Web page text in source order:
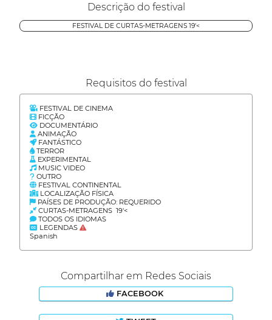
Descrição do festival
FESTIVAL DE CURTAS-METRAGENS 19'<
Requisitos do festival
FESTIVAL DE CINEMA
FICÇÃO
DOCUMENTÁRIO
ANIMAÇÃO
FANTÁSTICO
TERROR
EXPERIMENTAL
MUSIC VIDEO
OUTRO
FESTIVAL CONTINENTAL
LOCALIZAÇÃO FÍSICA
PAÍSES DE PRODUÇÃO: REQUERIDO
CURTAS-METRAGENS 19'<
TODOS OS IDIOMAS
LEGENDAS
Spanish
Compartilhar em Redes Sociais
FACEBOOK